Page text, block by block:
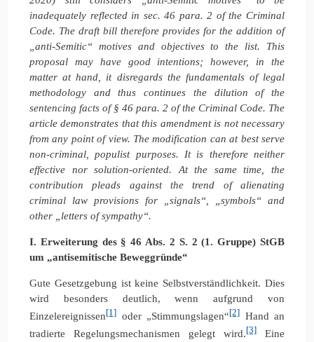
inadequately reflected in sec. 46 para. 2 of the Criminal
Code. The draft bill therefore provides for the addition of
„anti-Semitic“ motives and objectives to the list. This
proposal may have good intentions; however, in the
matter at hand, it disregards the fundamentals of legal
methodology and thus continues the dilution of the
sentencing facts of § 46 para. 2 of the Criminal Code. The
article demonstrates that this amendment is not necessary
from any point of view. The modification can at best serve
non-criminal, populist purposes. It is therefore neither
effective nor solution-oriented. At the same time, the
contribution pleads against the trend of alienating
criminal law provisions for „signals“, „symbols“ and
other „letters of sympathy“.
I. Erweiterung des § 46 Abs. 2 S. 2 (1. Gruppe) StGB
um „antisemitische Beweggründe“
Gute Gesetzgebung ist keine Selbstverständlichkeit. Dies
wird besonders deutlich, wenn aufgrund von
Einzelereignissen[1] oder „Stimmungslagen“[2] Hand an
tradierte Regelungsmechanismen gelegt wird.[3] Eine